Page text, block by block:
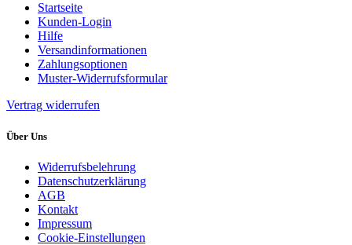
Startseite
Kunden-Login
Hilfe
Versandinformationen
Zahlungsoptionen
Muster-Widerrufsformular
Vertrag widerrufen
Über Uns
Widerrufsbelehrung
Datenschutzerklärung
AGB
Kontakt
Impressum
Cookie-Einstellungen